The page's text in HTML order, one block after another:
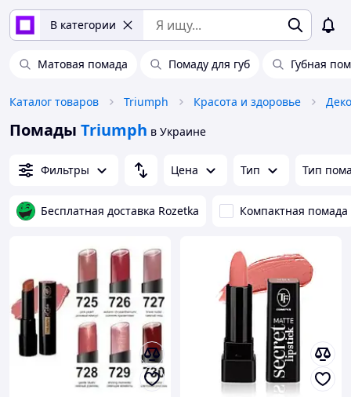
В категории
Матовая помада Помаду для губ Губная
Каталог товаров Triumph Красота и здоровье
Помады Triumph в Украине
Фильтры Цена Тип Тип
Бесплатная доставка Rozetka Компактная помада